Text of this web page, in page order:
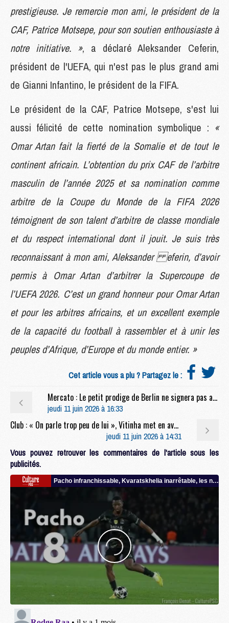
prestigieuse. Je remercie mon ami, le président de la
CAF, Patrice Motsepe, pour son soutien enthousiaste à
notre initiative. », a déclaré Aleksander Ceferin,
président de l'UEFA, qui n'est pas le plus grand ami
de Gianni Infantino, le président de la FIFA.
Le président de la CAF, Patrice Motsepe, s'est lui
aussi félicité de cette nomination symbolique : «
Omar Artan fait la fierté de la Somalie et de tout le
continent africain. L’obtention du prix CAF de l’arbitre
masculin de l’année 2025 et sa nomination comme
arbitre de la Coupe du Monde de la FIFA 2026
témoignent de son talent d’arbitre de classe mondiale
et du respect international dont il jouit. Je suis très
reconnaissant à mon ami, Aleksander eferin, d’avoir
permis à Omar Artan d’arbitrer la Supercoupe de
l’UEFA 2026. C’est un grand honneur pour Omar Artan
et pour les arbitres africains, et un excellent exemple
de la capacité du football à rassembler et à unir les
peuples d’Afrique, d’Europe et du monde entier. »
Cet article vous a plu ? Partagez le :
Mercato : Le petit prodige de Berlin ne signera pas au PSG
jeudi 11 juin 2026 à 16:33
Club : « On parle trop peu de lui », Vitinha met en avant un Parisien sous-estimé
jeudi 11 juin 2026 à 14:31
Vous pouvez retrouver les commentaires de l'article sous les
publicités.